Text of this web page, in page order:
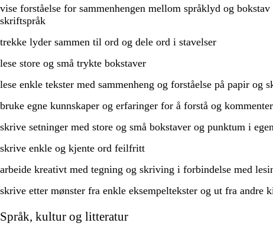
vise forståelse for sammenhengen mellom språklyd og
skriftspråk
trekke lyder sammen til ord og dele ord i stavelser
lese store og små trykte bokstaver
lese enkle tekster med sammenheng og forståelse på papir og
bruke egne kunnskaper og erfaringer for å forstå og
skrive setninger med store og små bokstaver og punktum i
skrive enkle og kjente ord feilfritt
arbeide kreativt med tegning og skriving i forbindelse med
skrive etter mønster fra enkle eksempeltekster og ut fra andre
Språk, kultur og litteratur